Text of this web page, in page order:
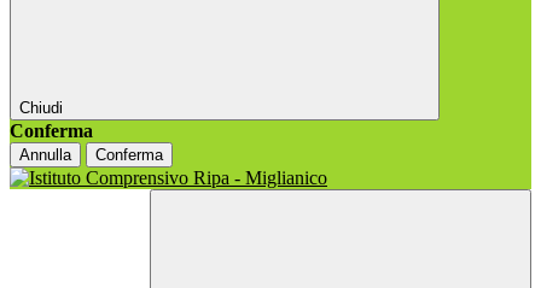
Chiudi
Conferma
Annulla Conferma